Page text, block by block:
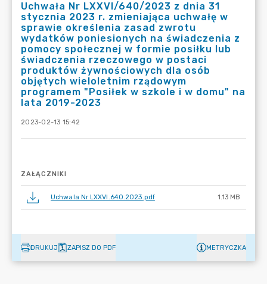
Uchwała Nr LXXVI/640/2023 z dnia 31
stycznia 2023 r. zmieniająca uchwałę w
sprawie określenia zasad zwrotu
wydatków poniesionych na świadczenia z
pomocy społecznej w formie posiłku lub
świadczenia rzeczowego w postaci
produktów żywnościowych dla osób
objętych wieloletnim rządowym
programem "Posiłek w szkole i w domu" na
lata 2019-2023
2023-02-13 15:42
ZAŁĄCZNIKI
Uchwala Nr LXXVI.640.2023.pdf 1.13 MB
DRUKUJ ZAPISZ DO PDF METRYCZKA